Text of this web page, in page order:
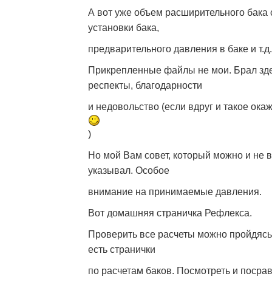
А вот уже объем расширительного бака
установки бака,
предварительного давления в баке и
Прикрепленные файлы не мои. Брал
респекты, благодарности
и недовольство (если вдруг и такое
)
Но мой Вам совет, который можно и не
указывал. Особое
внимание на принимаемые давления.
Вот домашняя страничка Рефлекса.
Проверить все расчеты можно
есть странички
по расчетам баков. Посмотреть и